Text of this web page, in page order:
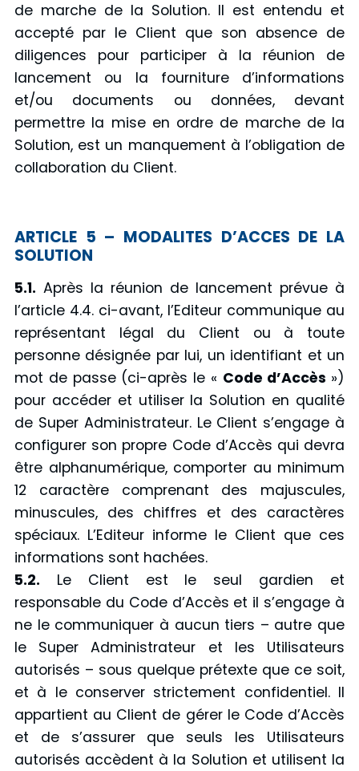
de marche de la Solution. Il est entendu et
accepté par le Client que son absence de
diligences pour participer à la réunion de
lancement ou la fourniture d’informations
et/ou documents ou données, devant
permettre la mise en ordre de marche de la
Solution, est un manquement à l’obligation de
collaboration du Client.
ARTICLE 5 – MODALITES D’ACCES DE LA
SOLUTION
5.1. Après la réunion de lancement prévue à
l’article 4.4. ci-avant, l’Editeur communique au
représentant légal du Client ou à toute
personne désignée par lui, un identifiant et un
mot de passe (ci-après le « Code d’Accès »)
pour accéder et utiliser la Solution en qualité
de Super Administrateur. Le Client s’engage à
configurer son propre Code d’Accès qui devra
être alphanumérique, comporter au minimum
12 caractère comprenant des majuscules,
minuscules, des chiffres et des caractères
spéciaux. L’Editeur informe le Client que ces
informations sont hachées.
5.2. Le Client est le seul gardien et
responsable du Code d’Accès et il s’engage à
ne le communiquer à aucun tiers – autre que
le Super Administrateur et les Utilisateurs
autorisés – sous quelque prétexte que ce soit,
et à le conserver strictement confidentiel. Il
appartient au Client de gérer le Code d’Accès
et de s’assurer que seuls les Utilisateurs
autorisés accèdent à la Solution et utilisent la